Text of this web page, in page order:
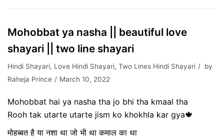
Mohobbat ya nasha || beautiful love
shayari || two line shayari
Hindi Shayari, Love Hindi Shayari, Two Lines Hindi Shayari
by
Raheja Prince
March 10, 2022
Mohobbat hai ya nasha tha jo bhi tha kmaal tha
Rooh tak utarte utarte jism ko khokhla kar gya🍁
मोहब्बत है या नशा था जो भी था कमाल का था